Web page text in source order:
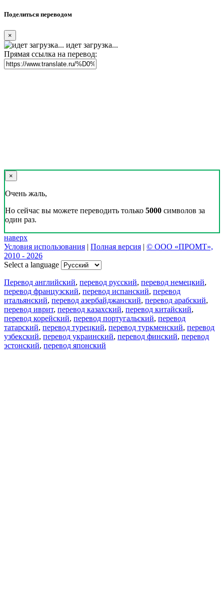
Поделиться переводом
×
идет загрузка...
Прямая ссылка на перевод:
×
Очень жаль,
Но сейчас вы можете переводить только 5000 символов за
один раз.
наверх
Условия использования | Полная версия | © ООО «ПРОМТ»,
2010 - 2026
Select a language
Перевод английский, перевод русский, перевод немецкий,
перевод французский, перевод испанский, перевод
итальянский, перевод азербайджанский, перевод арабский,
перевод иврит, перевод казахский, перевод китайский,
перевод корейский, перевод португальский, перевод
татарский, перевод турецкий, перевод туркменский, перевод
узбекский, перевод украинский, перевод финский, перевод
эстонский, перевод японский